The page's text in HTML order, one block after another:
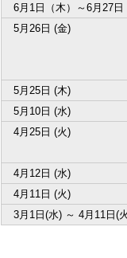
6月1日（木）～6月27日
5月26日 (金)
5月25日 (木)
5月10日 (水)
4月25日 (火)
4月12日 (水)
4月11日 (火)
3月1日(水) ～ 4月11日(